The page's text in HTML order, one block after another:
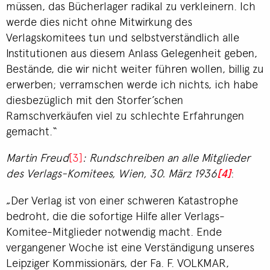
müssen, das Bücherlager radikal zu verkleinern. Ich
werde dies nicht ohne Mitwirkung des
Verlagskomitees tun und selbstverständlich alle
Institutionen aus diesem Anlass Gelegenheit geben,
Bestände, die wir nicht weiter führen wollen, billig zu
erwerben; verramschen werde ich nichts, ich habe
diesbezüglich mit den Storfer’schen
Ramschverkäufen viel zu schlechte Erfahrungen
gemacht.“
Martin Freud[3]: Rundschreiben an alle Mitglieder
des Verlags-Komitees, Wien, 30. März 1936[4]:
„Der Verlag ist von einer schweren Katastrophe
bedroht, die die sofortige Hilfe aller Verlags-
Komitee-Mitglieder notwendig macht. Ende
vergangener Woche ist eine Verständigung unseres
Leipziger Kommissionärs, der Fa. F. VOLKMAR,